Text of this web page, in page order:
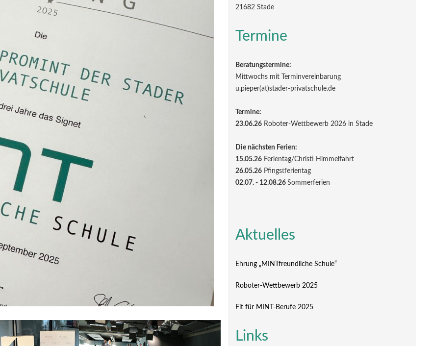
21682 Stade
Termine
Beratungstermine:
Mittwochs mit Terminvereinbarung
u.pieper(at)stader-privatschule.de
Termine:
23.06.26 Roboter-Wettbewerb 2026 in Stade
Die nächsten Ferien:
15.05.26 Ferientag/Christi Himmelfahrt
26.05.26 Pfingstferientag
02.07. - 12.08.26 Sommerferien
Aktuelles
Ehrung „MINTfreundliche Schule“
Roboter-Wettbewerb 2025
Fit für MINT-Berufe 2025
Links